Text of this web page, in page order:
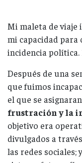
Mi maleta de viaje
mi capacidad
incidencia política.
Después de una
que fuimos
el que se
frustración y la
objetivo era
divulgados a
las redes sociales;